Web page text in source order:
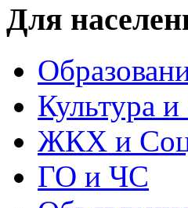
Для
Культура и
ЖКХ и
ГО и ЧС